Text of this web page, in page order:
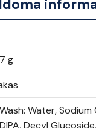
g
Water,
Decyl